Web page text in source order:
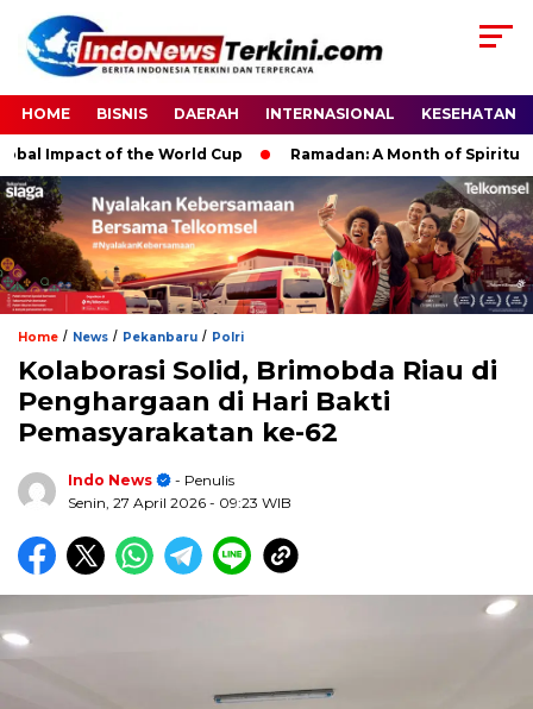
HOME BISNIS DAERAH INTERNASIONAL KESEHATAN
of the World Cup Ramadan: A Month of Spiritual
Home / News / Pekanbaru / Polri
Kolaborasi Solid, Brimobda Riau di
Penghargaan di Hari Bakti
Pemasyarakatan ke-62
Indo News
- Penulis
Senin, 27 April 2026 - 09:23 WIB